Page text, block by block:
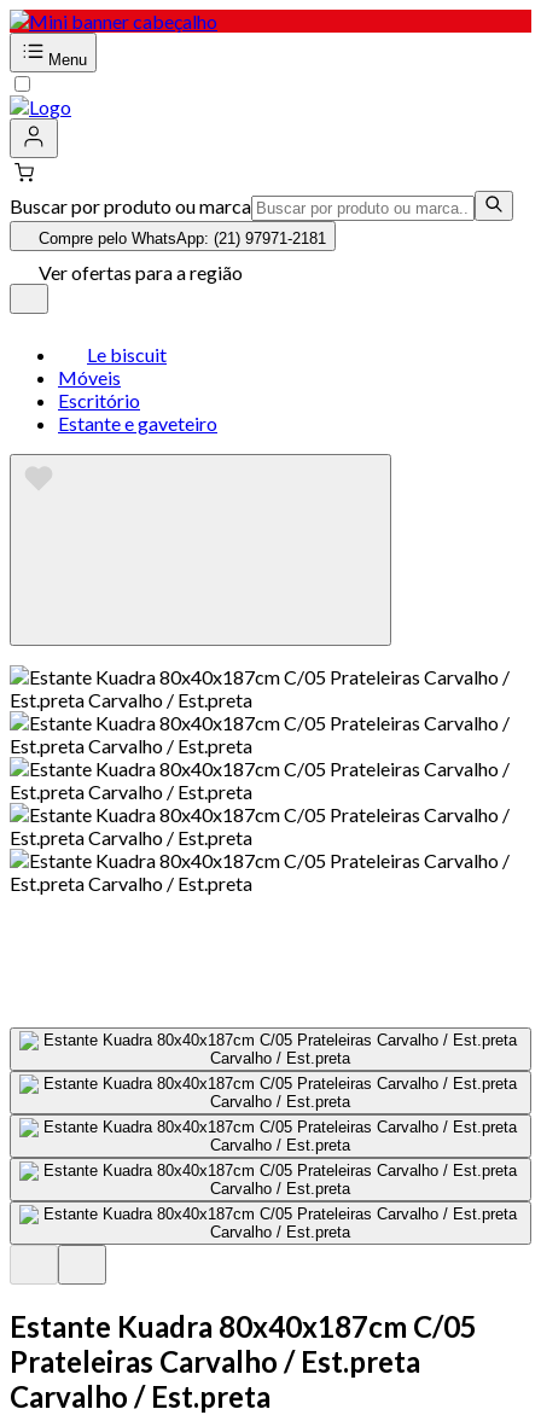
Menu
Buscar por produto ou marca
Compre pelo WhatsApp: (21) 97971-2181
Ver ofertas para a região
Le biscuit
Móveis
Escritório
Estante e gaveteiro
Estante Kuadra 80x40x187cm C/05
Prateleiras Carvalho / Est.preta
Carvalho / Est.preta